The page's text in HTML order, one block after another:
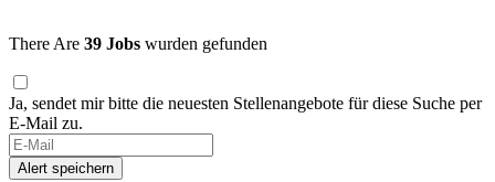
There Are 39 Jobs wurden gefunden
Ja, sendet mir bitte die neuesten Stellenangebote für diese Suche per
E-Mail zu.
Alert speichern